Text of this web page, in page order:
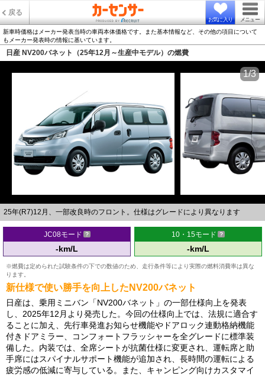
戻る
お気に入り メニュー
新車時価格はメーカー発表当時の車両本体価格です。また基本情報など、その他の項目について
もメーカー発表時の情報に基いています。
日産 NV200バネット（25年12月～生産中モデル）の燃費
25年(R7)12月、一部改良時のフロント。仕様はグレードにより異なります
1/3
JC08モード
-km/L
10・15モード
-km/L
※燃費は定められた試験条件の下での数値のため、走行条件等により実際の燃料消費率は異な
ります。
新仕様で使い勝手を向上したNV200バネット
日産は、乗用ミニバン「NV200バネット」の一部仕様向上を発表
し、2025年12月より発売した。今回の仕様向上では、法規に適合す
ることに加え、先行車発進お知らせ機能やドアロック連動格納機能
付きドアミラー、コンフォートフラッシャーを全グレードに標準装
備した。内装では、全席シートが抗菌仕様に変更され、運転席と助
手席にはスパイナルサポート機能が追加され、長時間の運転による
疲労感の低減に寄与している。また、キャンピング向けカスタマイ